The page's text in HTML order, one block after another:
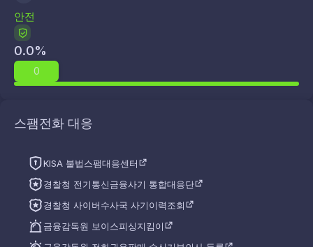
안전
0.0%
0
스팸전화 대응
KISA 불법스팸대응센터
경찰청 전기통신금융사기 통합대응단
경찰청 사이버수사국 사기이력조회
금융감독원 보이스피싱지킴이